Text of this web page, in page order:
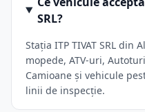
SRL?
Stația ITP TIVAT SRL din
mopede, ATV-uri,
Camioane și vehicule
linii de inspecție.